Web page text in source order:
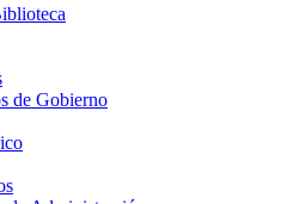
de Gobierno